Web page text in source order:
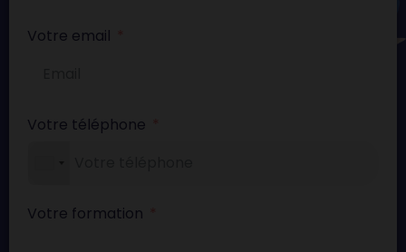
Votre email
Votre téléphone
Votre formation